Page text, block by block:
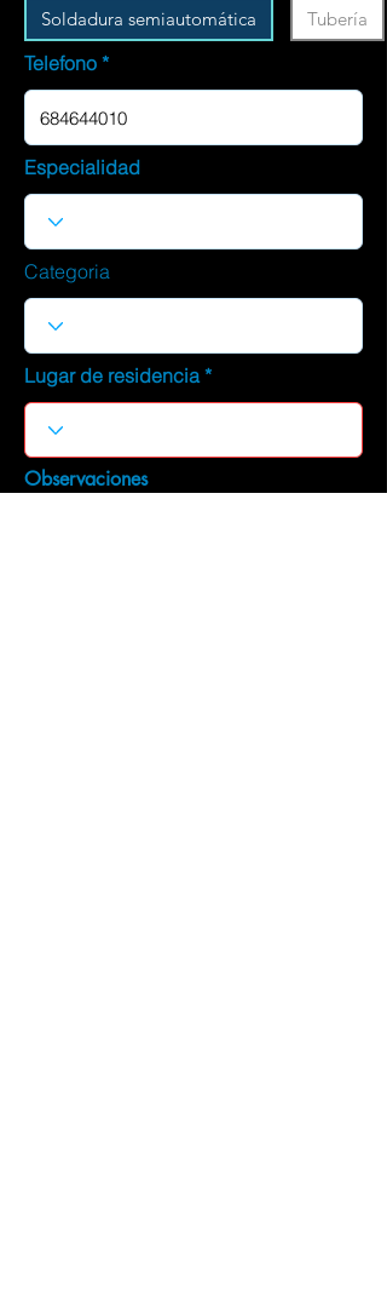
Soldadura semiautomática Tubería
Telefono
Especialidad
Categoria
Lugar de residencia
Observaciones